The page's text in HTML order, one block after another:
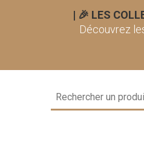
| 🎉 LES
Découvrez